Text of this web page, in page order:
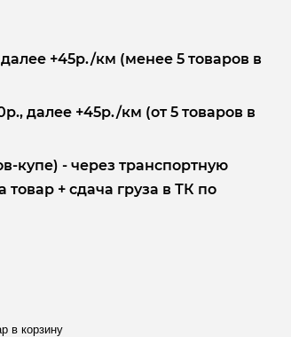
+45р./км (менее 5 товаров в
далее +45р./км (от 5 товаров в
купе) - через транспортную
+ сдача груза в ТК по
в корзину